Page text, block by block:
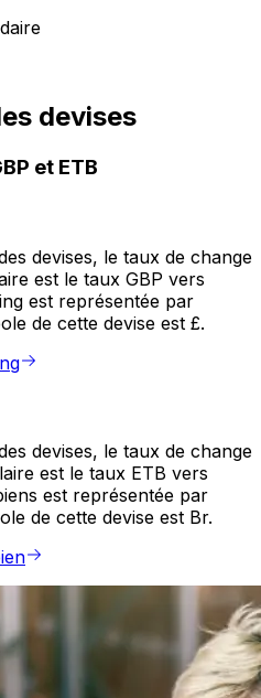
devises
et ETB
devises, le taux de change
est le taux GBP vers
est représentée par
de cette devise est £.
devises, le taux de change
est le taux ETB vers
est représentée par
de cette devise est Br.